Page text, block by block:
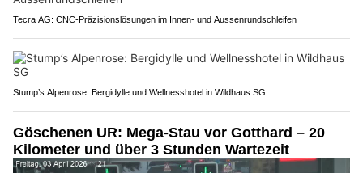
Tecra AG: CNC-Präzisionslösungen im Innen- und Aussenrundschleifen
Stump’s Alpenrose: Bergidylle und Wellnesshotel in Wildhaus SG
Göschenen UR: Mega-Stau vor Gotthard – 20
Kilometer und über 3 Stunden Wartezeit